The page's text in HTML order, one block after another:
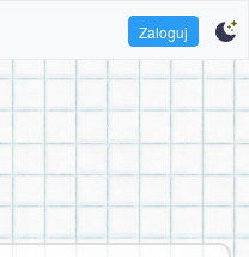
Zaloguj